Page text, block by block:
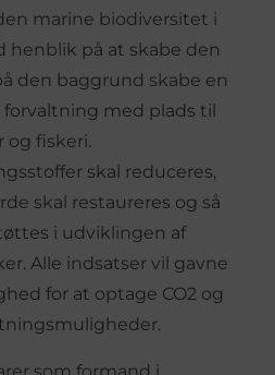
marine biodiversitet i
henblik på at skabe den
den baggrund skabe en
med plads til
og fiskeri.
skal reduceres,
skal restaureres og så
i udviklingen af
Alle indsatser vil gavne
for at optage CO2 og